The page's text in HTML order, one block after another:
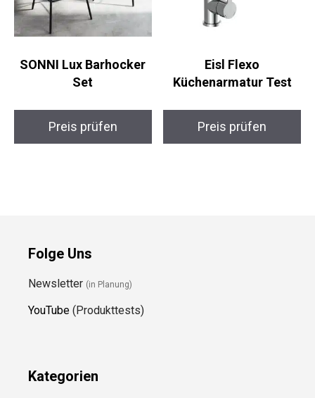
SONNI Lux Barhocker
Set
Preis prüfen
Eisl Flexo
Küchenarmatur Test
Preis prüfen
Folge Uns
Newsletter (in Planung)
YouTube (Produkttests)
Kategorien